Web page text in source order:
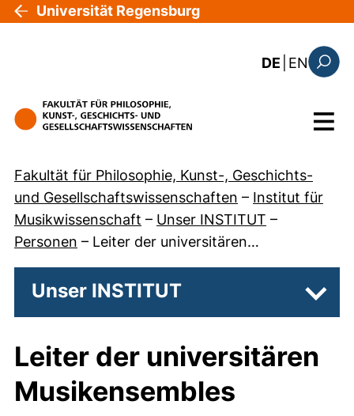
Direkt zum Inhalt
Universität Regensburg
DE EN: the
Menü
Fakultät für Philosophie, Kunst-, Geschichts-
und Gesellschaftswissenschaften – Institut für
Musikwissenschaft – Unser INSTITUT –
Personen – Leiter der universitären…
Unser INSTITUT
Leiter der universitären
Musikensembles